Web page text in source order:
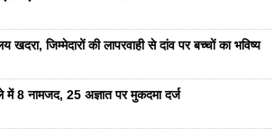
जिम्मेदारों की लापरवाही से दांव पर बच्चों का भविष्य
8 नामजद, 25 अज्ञात पर मुकदमा दर्ज